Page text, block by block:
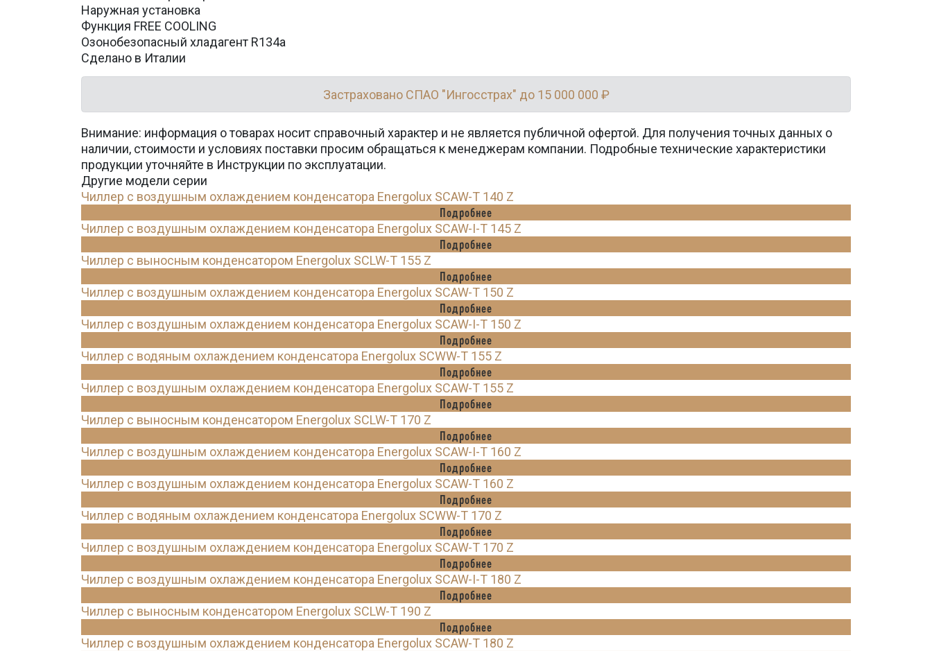
Наружная установка
Функция FREE COOLING
Озонобезопасный хладагент R134a
Сделано в Италии
Застраховано СПАО "Ингосстрах" до 15 000 000 ₽
Внимание: информация о товарах носит справочный характер и не является публичной офертой. Для получения точных данных о
наличии, стоимости и условиях поставки просим обращаться к менеджерам компании. Подробные технические характеристики
продукции уточняйте в Инструкции по эксплуатации.
Другие модели серии
Чиллер с воздушным охлаждением конденсатора Energolux SCAW-T 140 Z
Подробнее
Чиллер с воздушным охлаждением конденсатора Energolux SCAW-I-T 145 Z
Подробнее
Чиллер с выносным конденсатором Energolux SCLW-T 155 Z
Подробнее
Чиллер с воздушным охлаждением конденсатора Energolux SCAW-T 150 Z
Подробнее
Чиллер с воздушным охлаждением конденсатора Energolux SCAW-I-T 150 Z
Подробнее
Чиллер с водяным охлаждением конденсатора Energolux SCWW-T 155 Z
Подробнее
Чиллер с воздушным охлаждением конденсатора Energolux SCAW-T 155 Z
Подробнее
Чиллер с выносным конденсатором Energolux SCLW-T 170 Z
Подробнее
Чиллер с воздушным охлаждением конденсатора Energolux SCAW-I-T 160 Z
Подробнее
Чиллер с воздушным охлаждением конденсатора Energolux SCAW-T 160 Z
Подробнее
Чиллер с водяным охлаждением конденсатора Energolux SCWW-T 170 Z
Подробнее
Чиллер с воздушным охлаждением конденсатора Energolux SCAW-T 170 Z
Подробнее
Чиллер с воздушным охлаждением конденсатора Energolux SCAW-I-T 180 Z
Подробнее
Чиллер с выносным конденсатором Energolux SCLW-T 190 Z
Подробнее
Чиллер с воздушным охлаждением конденсатора Energolux SCAW-T 180 Z